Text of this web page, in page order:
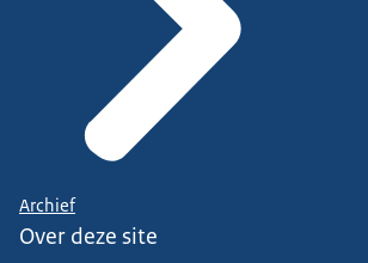
Archief
Over deze site